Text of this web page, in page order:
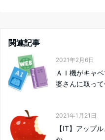
関連記事
2021年2月6日
ＡＩ機がキャ
婆さんに取っ
2021年1月21日
【IT】アップ